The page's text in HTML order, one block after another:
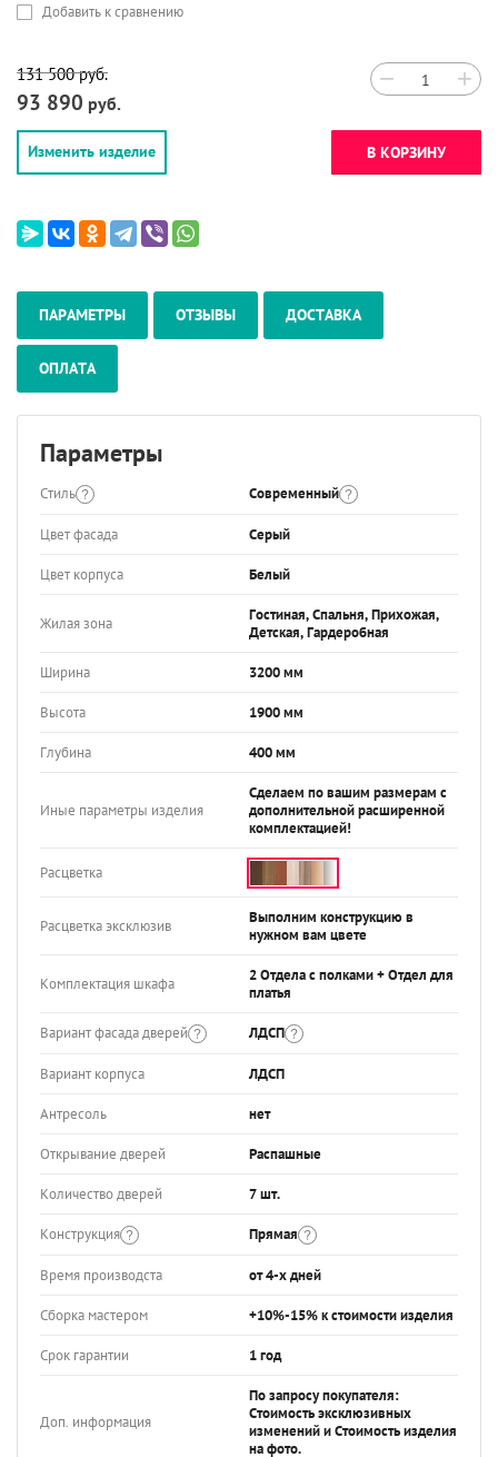
Добавить к сравнению
131 500руб.
93 890 руб.
− +
Изменить изделие В КОРЗИНУ
ПАРАМЕТРЫ ОТЗЫВЫ ДОСТАВКА
ОПЛАТА
Параметры
Стиль Современный
Цвет фасада Серый
Цвет корпуса Белый
Жилая зона
Гостиная, Спальня, Прихожая,
Детская, Гардеробная
Ширина 3200 мм
Высота 1900 мм
Глубина 400 мм
Иные параметры изделия
Сделаем по вашим размерам с
дополнительной расширенной
комплектацией!
Расцветка
Расцветка эксклюзив
Выполним конструкцию в
нужном вам цвете
Комплектация шкафа
2 Отдела с полками + Отдел для
платья
Вариант фасада дверей ЛДСП
Вариант корпуса ЛДСП
Антресоль нет
Открывание дверей Распашные
Количество дверей 7 шт.
Конструкция Прямая
Время производста от 4-х дней
Сборка мастером +10%-15% к стоимости изделия
Срок гарантии 1 год
Доп. информация
По запросу покупателя:
Стоимость эксклюзивных
изменений и Стоимость изделия
на фото.